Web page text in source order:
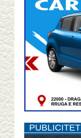
PUBLICITET